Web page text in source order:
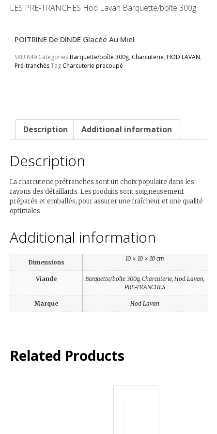
LES PRE-TRANCHES Hod Lavan Barquette/boîte 300g
POITRINE De DINDE Glacée Au Miel
SKU 849 CategoriesBarquette/boîte 300g, Charcuterie, HOD LAVAN,
Pré-tranchésTag Charcuterie precoupé
Description Additional information
Description
La charcuterie prétranches sont un choix populaire dans les
rayons des détaillants. Les produits sont soigneusement
préparés et emballés, pour assurer une fraîcheur et une qualité
optimales.
Additional information
Dimensions
10 × 10 × 10 cm
Viande
Barquette/boîte 300g, Charcuterie, Hod Lavan,
PRE-TRANCHES
Marque Hod Lavan
Related Products